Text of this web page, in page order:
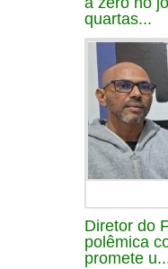
quartas...
Diretor do
polêmica
promete